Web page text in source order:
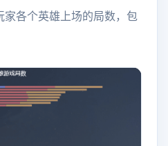
家各个英雄上场的局数，包